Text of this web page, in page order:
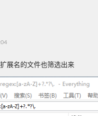
展名的文件也筛选出来